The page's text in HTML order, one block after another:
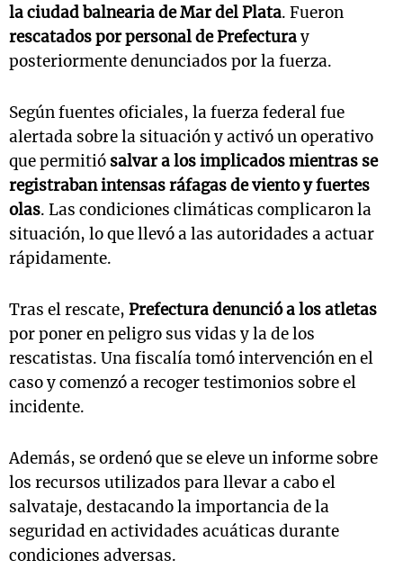
la ciudad balnearia de Mar del Plata. Fueron
rescatados por personal de Prefecturay
posteriormente denunciados por la fuerza.
Según fuentes oficiales, la fuerza federal fue
alertada sobre la situación y activó un operativo
que permitió salvar a los implicados mientras se
registraban intensas ráfagas de viento y fuertes
olas. Las condiciones climáticas complicaron la
situación, lo que llevó a las autoridades a actuar
rápidamente.
Tras el rescate, Prefectura denunció a los atletas
por poner en peligro sus vidas y la de los
rescatistas. Una fiscalía tomó intervención en el
caso y comenzó a recoger testimonios sobre el
incidente.
Además, se ordenó que se eleve un informe sobre
los recursos utilizados para llevar a cabo el
salvataje, destacando la importancia de la
seguridad en actividades acuáticas durante
condiciones adversas.